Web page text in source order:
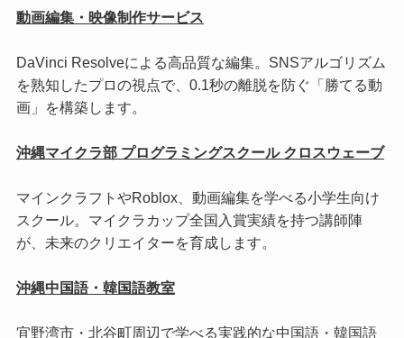
動画編集・映像制作サービス
DaVinci Resolveによる高品質な編集。SNSアルゴリズム
を熟知したプロの視点で、0.1秒の離脱を防ぐ「勝てる動
画」を構築します。
沖縄マイクラ部 プログラミングスクール クロスウェーブ
マインクラフトやRoblox、動画編集を学べる小学生向け
スクール。マイクラカップ全国入賞実績を持つ講師陣
が、未来のクリエイターを育成します。
沖縄中国語・韓国語教室
宜野湾市・北谷町周辺で学べる実践的な中国語・韓国語